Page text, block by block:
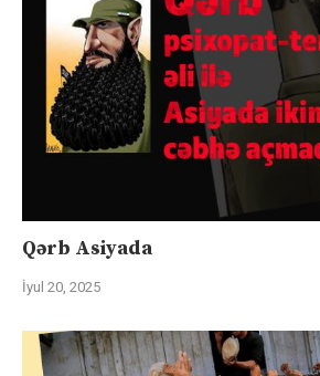
Qərb Asiyada
İyul 20, 2025